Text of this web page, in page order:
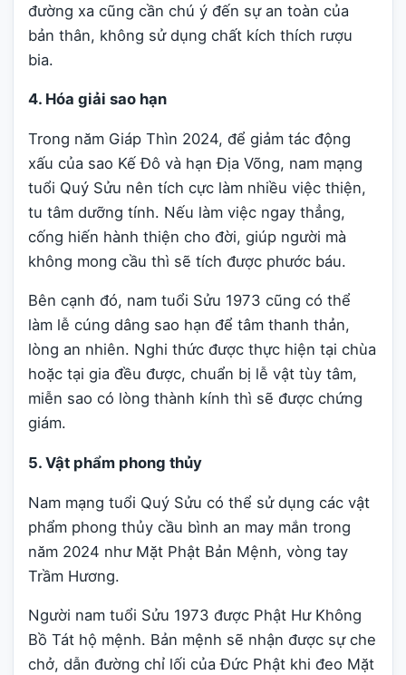
đường xa cũng cần chú ý đến sự an toàn của
bản thân, không sử dụng chất kích thích rượu
bia.
4. Hóa giải sao hạn
Trong năm Giáp Thìn 2024, để giảm tác động
xấu của sao Kế Đô và hạn Địa Võng, nam mạng
tuổi Quý Sửu nên tích cực làm nhiều việc thiện,
tu tâm dưỡng tính. Nếu làm việc ngay thẳng,
cống hiến hành thiện cho đời, giúp người mà
không mong cầu thì sẽ tích được phước báu.
Bên cạnh đó, nam tuổi Sửu 1973 cũng có thể
làm lễ cúng dâng sao hạn để tâm thanh thản,
lòng an nhiên. Nghi thức được thực hiện tại chùa
hoặc tại gia đều được, chuẩn bị lễ vật tùy tâm,
miễn sao có lòng thành kính thì sẽ được chứng
giám.
5. Vật phẩm phong thủy
Nam mạng tuổi Quý Sửu có thể sử dụng các vật
phẩm phong thủy cầu bình an may mắn trong
năm 2024 như Mặt Phật Bản Mệnh, vòng tay
Trầm Hương.
Người nam tuổi Sửu 1973 được Phật Hư Không
Bồ Tát hộ mệnh. Bản mệnh sẽ nhận được sự che
chở, dẫn đường chỉ lối của Đức Phật khi đeo Mặt